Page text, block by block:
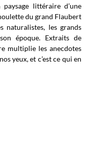
littéraire d’une
du grand Flaubert
les grands
époque. Extraits de
multiplie les anecdotes
yeux, et c’est ce qui en